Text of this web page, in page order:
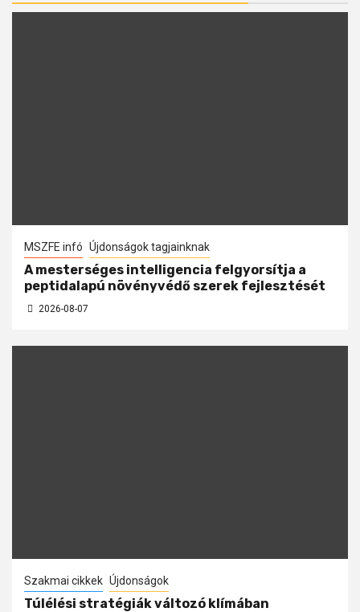
MSZFE infó Újdonságok tagjainknak
A mesterséges intelligencia felgyorsítja a
peptidalapú növényvédő szerek fejlesztését
2026-08-07
Szakmai cikkek Újdonságok
Túlélési stratégiák változó klímában